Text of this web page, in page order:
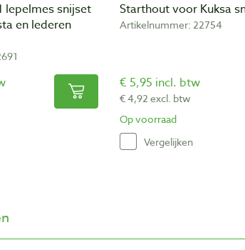
lepelmes snijset
en lederen
Starthout voor Kuksa
Artikelnummer: 22754
€ 5,95 incl. btw
€ 4,92 excl. btw
Op voorraad
Vergelijken